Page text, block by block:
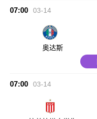
07:00 03-14
奥达斯
07:00 03-14